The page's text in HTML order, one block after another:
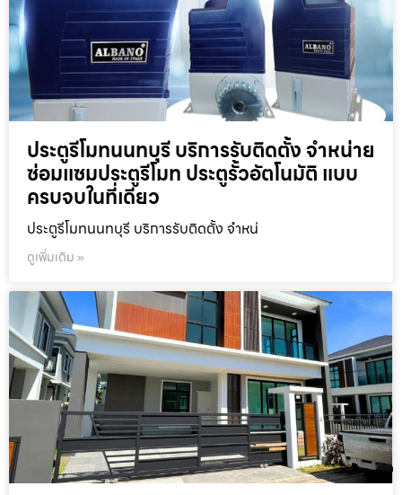
ประตูรีโมทนนทบุรี บริการรับติดตั้ง จำหน่าย
ซ่อมแซมประตูรีโมท ประตูรั้วอัตโนมัติ แบบ
ครบจบในที่เดียว
ประตูรีโมทนนทบุรี บริการรับติดตั้ง จำหน่
ดูเพิ่มเติม »